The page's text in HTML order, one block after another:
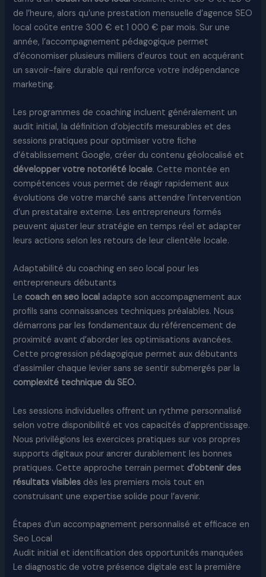
de l’heure, alors qu’une prestation mensuelle d’agence SEO
local coûte entre 300 € et 1 000 € par mois. Sur une
année, l’accompagnement pédagogique permet
d’économiser plusieurs milliers d’euros tout en acquérant
un savoir-faire durable qui renforce votre indépendance
marketing.
Les programmes de coaching incluent généralement un
audit initial, la définition d’objectifs mesurables et des
sessions pratiques pour optimiser votre fiche
d’établissement Google, créer du contenu géolocalisé et
développer votre notoriété locale. Cette montée en
compétences vous permet de réagir rapidement aux
évolutions de votre marché sans attendre l’intervention
d’un prestataire externe. Les entrepreneurs formés
peuvent ajuster leur stratégie en temps réel et adapter
leurs actions selon les retours de leur clientèle locale.
Adaptabilité du coaching en seo local pour les
entrepreneurs débutants
Le coach en seo local adapte son accompagnement aux
profils sans connaissances techniques préalables. Nous
démarrons par les fondamentaux du référencement de
proximité avant d’aborder les optimisations avancées.
Cette progression pédagogique permet aux débutants
d’assimiler chaque levier sans se sentir submergés par la
complexité technique du SEO.
Les sessions individuelles offrent un rythme personnalisé
selon votre disponibilité et vos capacités d’apprentissage.
Nous privilégions les exercices pratiques sur vos propres
supports digitaux pour ancrer durablement les bonnes
pratiques. Cette approche terrain permet d’obtenir des
résultats visibles dès les premiers mois tout en
construisant une expertise solide pour l’avenir.
Étapes d’un accompagnement personnalisé et efficace en
Seo Local
Audit initial et identification des opportunités manquées
Le diagnostic de votre présence digitale est la première